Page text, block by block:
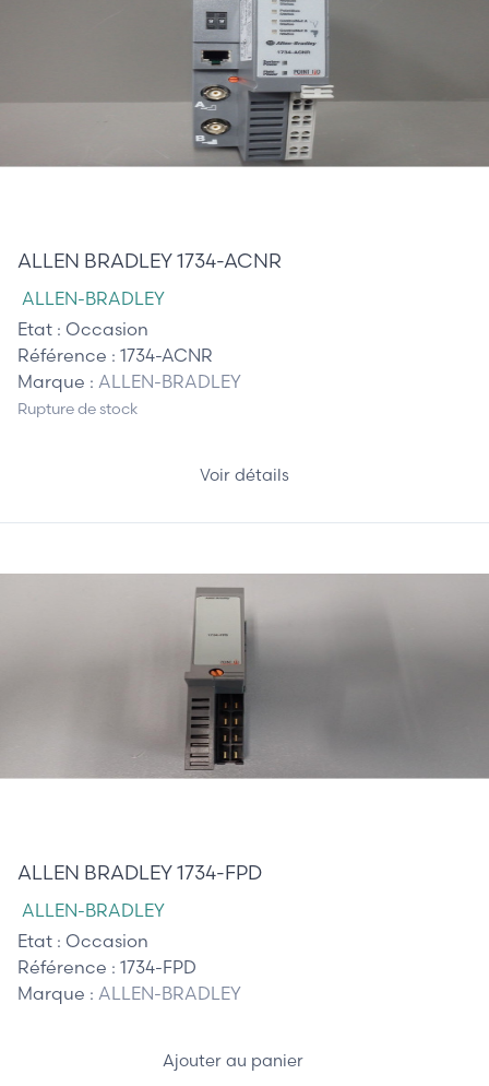
ALLEN BRADLEY 1734-ACNR
ALLEN-BRADLEY
Etat : Occasion
Référence : 1734-ACNR
Marque : ALLEN-BRADLEY
Rupture de stock
Voir détails
ALLEN BRADLEY 1734-FPD
ALLEN-BRADLEY
Etat : Occasion
Référence : 1734-FPD
Marque : ALLEN-BRADLEY
Ajouter au panier